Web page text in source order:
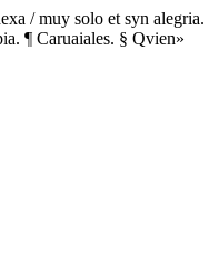
/ muy solo et syn
¶ Caruaiales. § Qvien»